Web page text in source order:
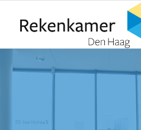
⬇ Blok overslaan
⬇ Blok overslaan